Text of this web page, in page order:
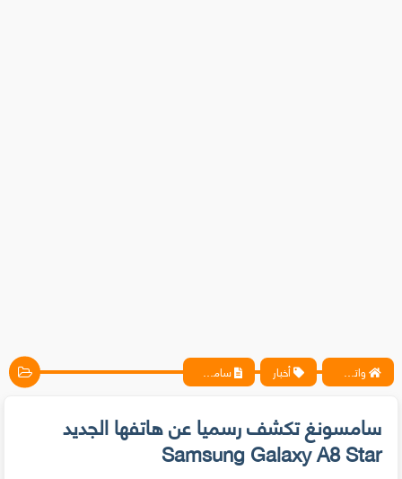
واتس آب ، فيسبوك ، أنترنت ، شروحات تقنية حصرية - المحترف أخبار سامسونغ تكشف رسميا عن هاتفها الجديد Samsung Galaxy A8 Star
سامسونغ تكشف رسميا عن هاتفها الجديد
Samsung Galaxy A8 Star